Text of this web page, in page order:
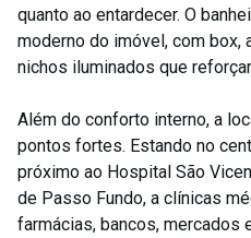
quanto ao entardecer. O
moderno do imóvel, com box,
nichos iluminados que
Além do conforto interno, a
pontos fortes. Estando no
próximo ao Hospital São
de Passo Fundo, a clínicas
farmácias, bancos, mercados